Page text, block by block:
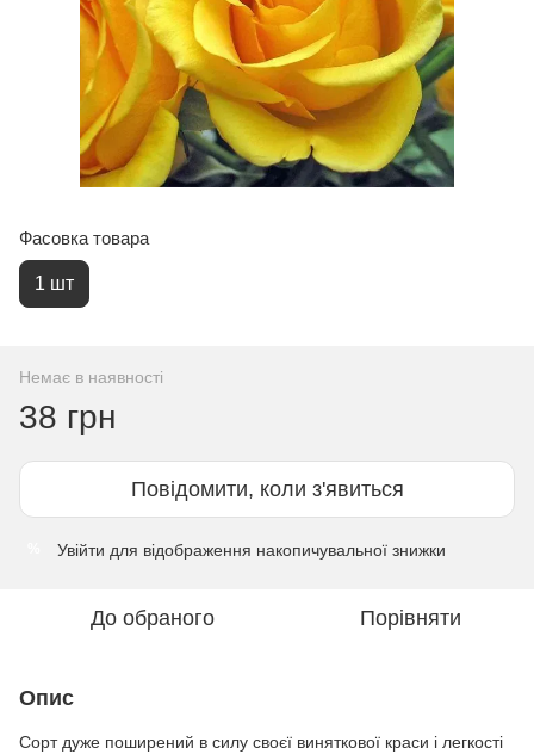
Фасовка товара
1 шт
Немає в наявності
38 грн
Повідомити, коли з'явиться
Увійти для відображення накопичувальної знижки
До обраного Порівняти
Опис
Сорт дуже поширений в силу своєї виняткової краси і легкості